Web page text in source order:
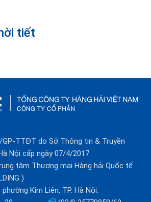
tiết
GP-TTĐT do Sở Thông tin & Truyền
Nội cấp ngày 07/4/2017
tâm Thương mại Hàng hải Quốc tế
)
Kim Liên, TP. Hà Nội.